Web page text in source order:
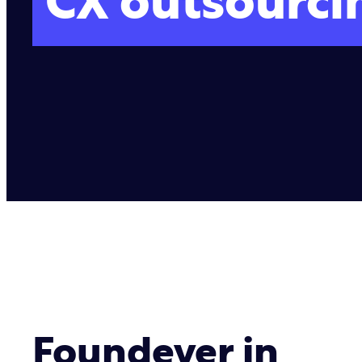
Foundever in